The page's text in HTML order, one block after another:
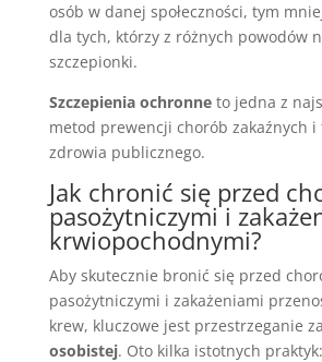
osób w danej społeczności, tym
dla tych, którzy z różnych powodów
szczepionki.
Szczepienia ochronneto jedna z
metod prewencji chorób zakaźnych
zdrowia publicznego.
Jak chronić się przed
pasożytniczymi i
krwiopochodnymi?
Aby skutecznie bronić się przed
pasożytniczymi i zakażeniami
krew, kluczowe jest przestrzeganie
osobistej. Oto kilka istotnych praktyk: